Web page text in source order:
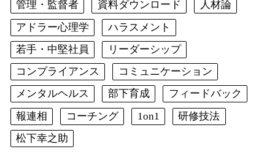
管理・監督者 資料ダウンロード
人材論
アドラー心理学
ハラスメント
若手・中堅社員
リーダーシップ
コンプライアンス
コミュニケーション
メンタルヘルス
部下育成
フィードバック
報連相
コーチング 1on1
研修技法
松下幸之助